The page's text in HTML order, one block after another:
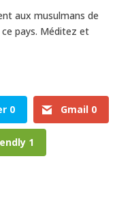
aux musulmans de
pays. Méditez et
0 Gmail 0
1